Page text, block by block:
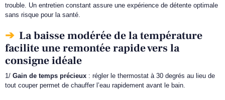
trouble. Un entretien constant assure une expérience de détente optimale
sans risque pour la santé.
La baisse modérée de la température
facilite une remontée rapide vers la
consigne idéale
1/ Gain de temps précieux : régler le thermostat à 30 degrés au lieu de
tout couper permet de chauffer l’eau rapidement avant le bain.